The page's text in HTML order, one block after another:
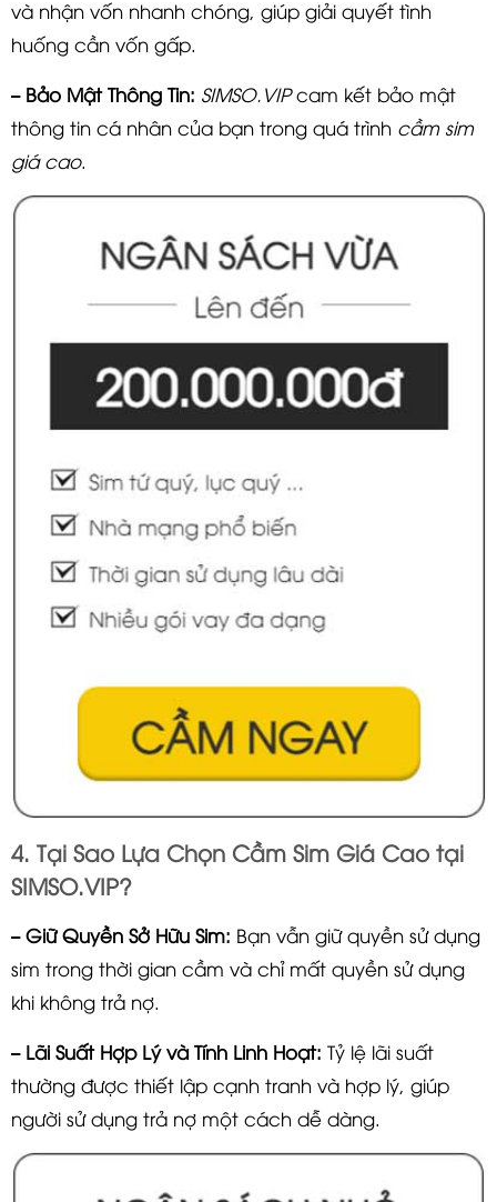
và nhận vốn nhanh chóng, giúp giải quyết tình
huống cần vốn gấp.
– Bảo Mật Thông Tin: SIMSO.VIPcam kết bảo mật
thông tin cá nhân của bạn trong quá trình cầm sim
giá cao.
4. Tại Sao Lựa Chọn Cầm Sim Giá Cao tại
SIMSO.VIP?
– Giữ Quyền Sở Hữu Sim: Bạn vẫn giữ quyền sử dụng
sim trong thời gian cầm và chỉ mất quyền sử dụng
khi không trả nợ.
– Lãi Suất Hợp Lý và Tính Linh Hoạt: Tỷ lệ lãi suất
thường được thiết lập cạnh tranh và hợp lý, giúp
người sử dụng trả nợ một cách dễ dàng.